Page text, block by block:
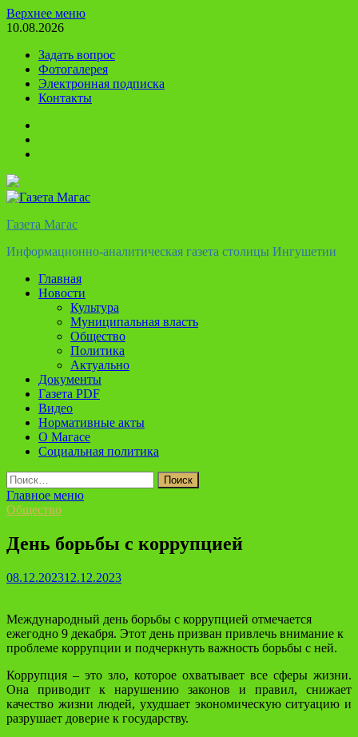
Перейти
к
Верхнее меню
10.08.2026
Задать вопрос
Фотогалерея
Электронная подписка
Контакты
Газета Магас
Информационно-аналитическая газета столицы Ингушетии
Главная
Новости
Культура
Муниципальная власть
Общество
Политика
Актуально
Документы
Газета PDF
Видео
Нормативные акты
О Магасе
Социальная политика
Найти:
Главное меню
Общество
День борьбы с коррупцией
08.12.202312.12.2023
Международный день борьбы с коррупцией отмечается
ежегодно 9 декабря. Этот день призван привлечь внимание к
проблеме коррупции и подчеркнуть важность борьбы с ней.
Коррупция – это зло, которое охватывает все сферы жизни.
Она приводит к нарушению законов и правил, снижает
качество жизни людей, ухудшает экономическую ситуацию и
разрушает доверие к государству.